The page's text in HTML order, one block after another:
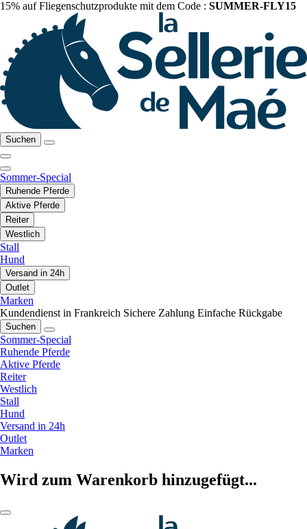
15% auf Fliegenschutzprodukte mit dem Code : SUMMER-FLY15
Suchen
Sommer-Special
Ruhende Pferde
Aktive Pferde
Reiter
Westlich
Stall
Hund
Versand in 24h
Outlet
Marken
Kundendienst in Frankreich Sichere Zahlung Einfache Rückgabe
Suchen
Sommer-Special
Ruhende Pferde
Aktive Pferde
Reiter
Westlich
Stall
Hund
Versand in 24h
Outlet
Marken
Wird zum Warenkorb hinzugefügt...